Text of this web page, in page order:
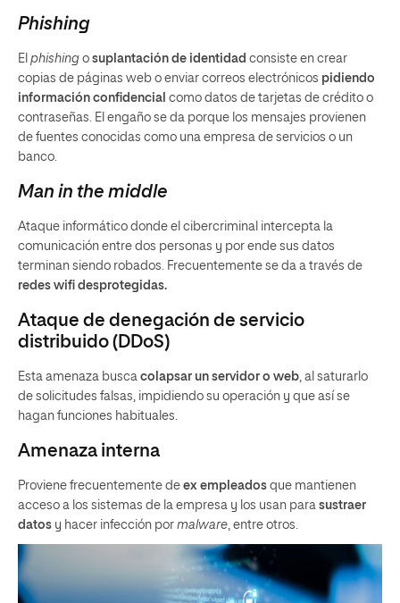
‍Phishing
El phishing o suplantación de identidad consiste en crear
copias de páginas web o enviar correos electrónicos pidiendo
información confidencial como datos de tarjetas de crédito o
contraseñas. El engaño se da porque los mensajes provienen
de fuentes conocidas como una empresa de servicios o un
banco.
‍Man in the middle
Ataque informático donde el cibercriminal intercepta la
comunicación entre dos personas y por ende sus datos
terminan siendo robados. Frecuentemente se da a través de
redes wifi desprotegidas.
Ataque de denegación de servicio
distribuido (DDoS)
Esta amenaza busca colapsar un servidor o web, al saturarlo
de solicitudes falsas, impidiendo su operación y que así se
hagan funciones habituales.
Amenaza interna
Proviene frecuentemente de ex empleados que mantienen
acceso a los sistemas de la empresa y los usan para sustraer
datos y hacer infección por malware, entre otros.